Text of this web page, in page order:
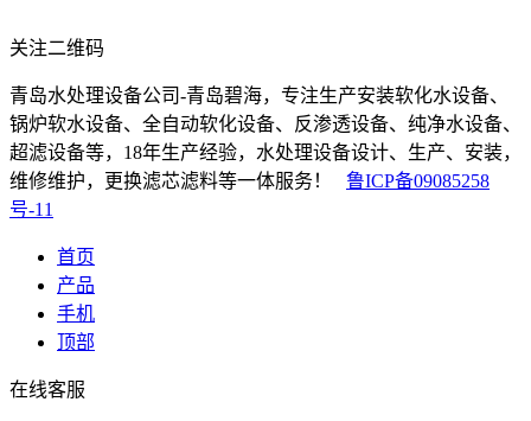
关注二维码
青岛水处理设备公司-青岛碧海，专注生产安装软化水设备、
锅炉软水设备、全自动软化设备、反渗透设备、纯净水设备、
超滤设备等，18年生产经验，水处理设备设计、生产、安装，
维修维护，更换滤芯滤料等一体服务！ 鲁ICP备09085258
号-11
首页
产品
手机
顶部
在线客服